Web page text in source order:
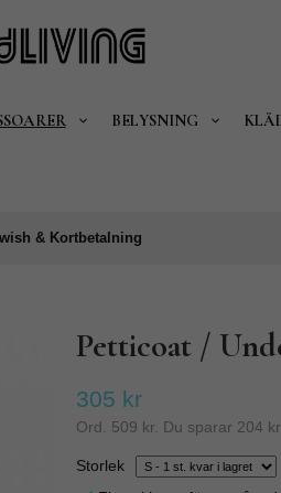
BELYSNING
& Kortbetalning
Petticoat /
305 kr
Ord. 509 kr. Du sparar 204 kr
Storlek